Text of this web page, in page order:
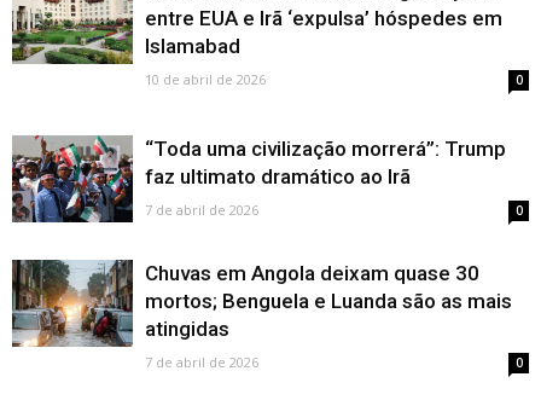
entre EUA e Irã ‘expulsa’ hóspedes em
Islamabad
10 de abril de 2026 0
“Toda uma civilização morrerá”: Trump
faz ultimato dramático ao Irã
7 de abril de 2026 0
Chuvas em Angola deixam quase 30
mortos; Benguela e Luanda são as mais
atingidas
7 de abril de 2026 0